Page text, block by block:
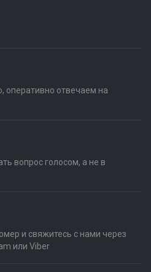
оперативно отвечаем на
вопрос голосом, а не в
и свяжитесь с нами через
или Viber